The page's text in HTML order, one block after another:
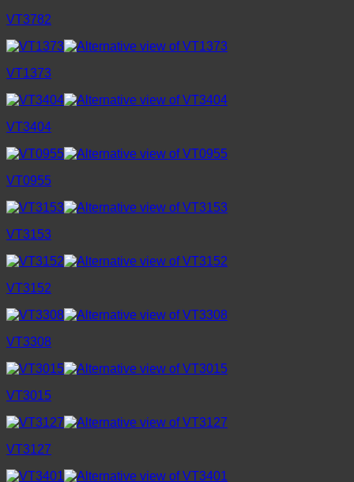
VT3782
VT1373
VT3404
VT0955
VT3153
VT3152
VT3308
VT3015
VT3127